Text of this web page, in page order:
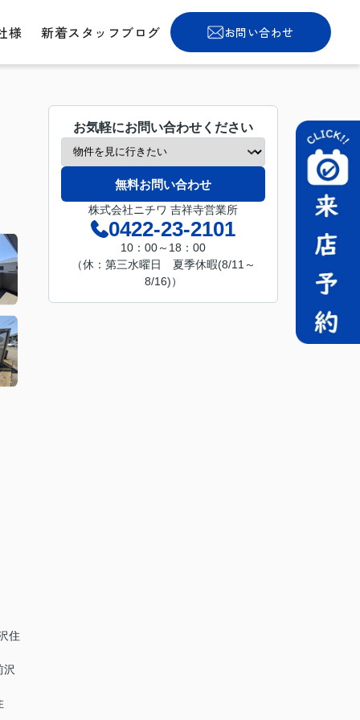
様 新着スタッフブログ お問い合わせ
住
沢
お気軽にお問い合わせください
無料お問い合わせ
株式会社ニチワ 吉祥寺営業所
0422-23-2101
10：00～18：00
（休：第三水曜日 夏季休暇(8/11～
8/16)）